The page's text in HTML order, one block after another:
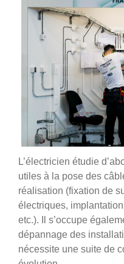
L’électricien étudie
utiles à la pose des
réalisation (fixation de
électriques,
etc.). Il s’occupe
dépannage des
nécessite une suite de